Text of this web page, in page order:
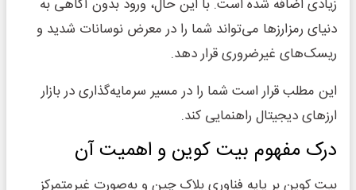
زیادی اضافه شده است. با این حال، ورود بدون آگاهی به
دنیای رمزارزها می‌تواند شما را در معرض نوسانات شدید و
ریسک‌های غیرضروری قرار دهد.
این مطلب قرار است شما را در مسیر سرمایه‌گذاری در بازار
ارزهای دیجیتال راهنمایی ‌کند.
درک مفهوم بیت ‌کوین و اهمیت آن
بیت کوین بر پایه فناوری بلاک چین و به‌صورت غیرمتمرکز